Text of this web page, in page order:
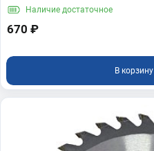
Наличие достаточное
670 ₽
В корзину